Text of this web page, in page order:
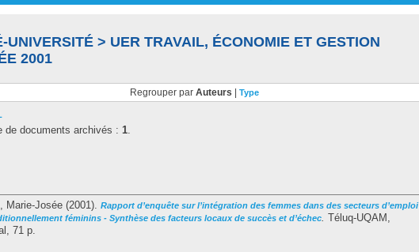
UNIVERSITÉ > UER TRAVAIL, ÉCONOMIE ET GESTION
2001
Regrouper par Auteurs Type
de documents archivés : 1.
Marie-Josée (2001). Rapport d’enquête sur l’intégration des femmes dans des secteurs d’emploi
féminins - Synthèse des facteurs locaux de succès et d’échec. Téluq-UQAM,
71 p.